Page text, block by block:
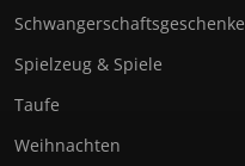
Schwangerschaftsgeschenke
Spielzeug & Spiele
Taufe
Weihnachten